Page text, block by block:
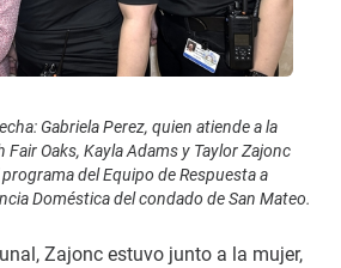
Gabriela Perez, quien atiende a la
Oaks, Kayla Adams y Taylor Zajonc
del Equipo de Respuesta a
Doméstica del condado de San Mateo.
Zajonc estuvo junto a la mujer,